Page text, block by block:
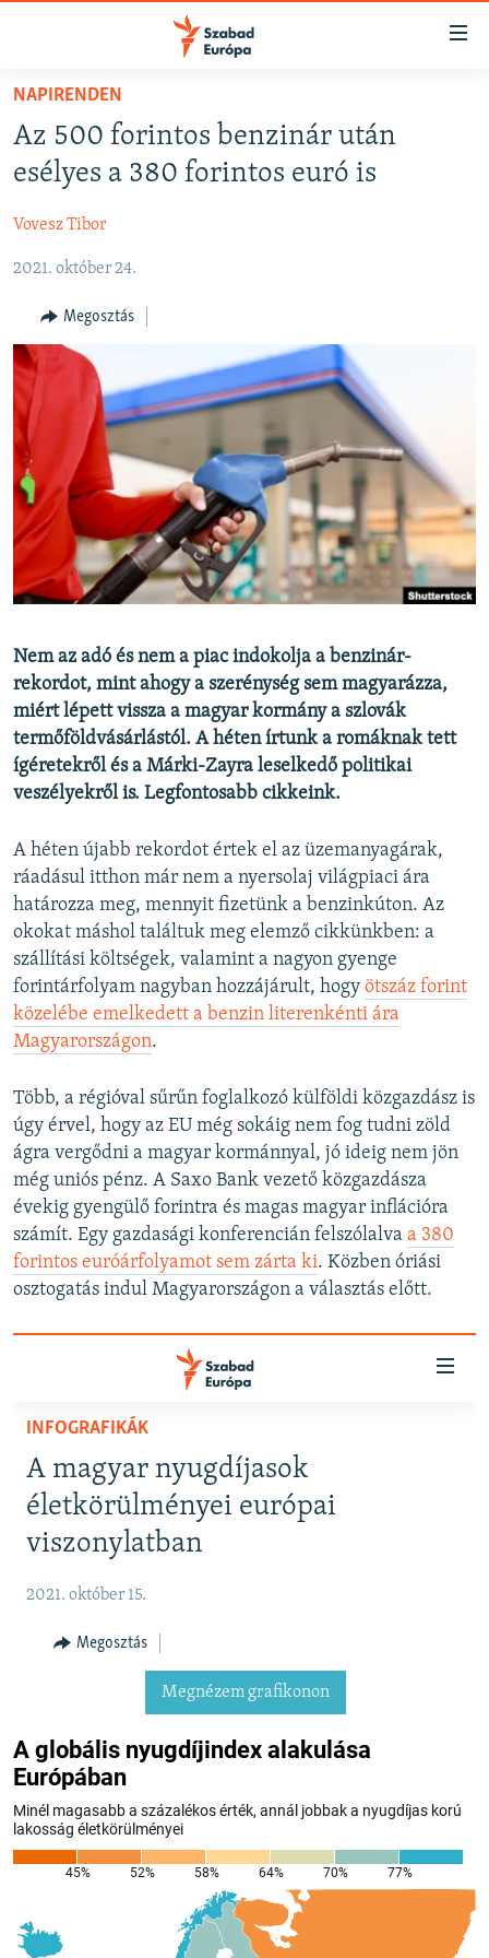
Akadálymentes
Ugrás
fő
oldalra
Ugrás
NAPIRENDEN
AKTUÁLIS
PODCASTOK
VIDEÓK
ELEMZŐ
NER15
SZABADON
TÁRSADALOM
DEMOKRÁCIA
A PÉNZ NYOMÁBAN
EURÓPAI UNIÓ
VILÁG
KLÍMAVÁLTOZÁS
KÖVESSEN MINKET!
Valamennyi RFE/RL weboldal
NAPIRENDEN
Az 500 forintos benzinár után
esélyes a 380 forintos euró is
Vovesz Tibor
2021. október 24.
Megosztás
Nem az adó és nem a piac indokolja a benzinár-
rekordot, mint ahogy a szerénység sem magyarázza,
miért lépett vissza a magyar kormány a szlovák
termőföldvásárlástól. A héten írtunk a romáknak tett
ígéretekről és a Márki-Zayra leselkedő politikai
veszélyekről is. Legfontosabb cikkeink.
A héten újabb rekordot értek el az üzemanyagárak,
ráadásul itthon már nem a nyersolaj világpiaci ára
határozza meg, mennyit fizetünk a benzinkúton. Az
okokat máshol találtuk meg elemző cikkünkben: a
szállítási költségek, valamint a nagyon gyenge
forintárfolyam nagyban hozzájárult, hogy ötszáz forint
közelébe emelkedett a benzin literenkénti ára
Magyarországon.
Több, a régióval sűrűn foglalkozó külföldi közgazdász is
úgy érvel, hogy az EU még sokáig nem fog tudni zöld
ágra vergődni a magyar kormánnyal, jó ideig nem jön
még uniós pénz. A Saxo Bank vezető közgazdásza
évekig gyengülő forintra és magas magyar inflációra
számít. Egy gazdasági konferencián felszólalva a 380
forintos euróárfolyamot sem zárta ki. Közben óriási
osztogatás indul Magyarországon a választás előtt.